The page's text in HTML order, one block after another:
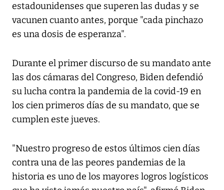
estadounidenses que superen las dudas y se
vacunen cuanto antes, porque "cada pinchazo
es una dosis de esperanza".
Durante el primer discurso de su mandato ante
las dos cámaras del Congreso, Biden defendió
su lucha contra la pandemia de la covid-19 en
los cien primeros días de su mandato, que se
cumplen este jueves.
"Nuestro progreso de estos últimos cien días
contra una de las peores pandemias de la
historia es uno de los mayores logros logísticos